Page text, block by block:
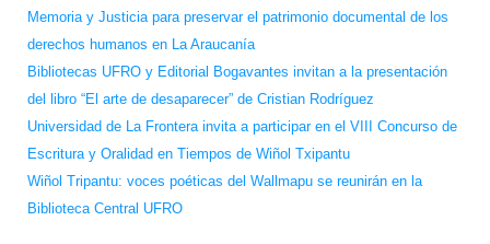
Memoria y Justicia para preservar el patrimonio documental de los
derechos humanos en La Araucanía
Bibliotecas UFRO y Editorial Bogavantes invitan a la presentación
del libro “El arte de desaparecer” de Cristian Rodríguez
Universidad de La Frontera invita a participar en el VIII Concurso de
Escritura y Oralidad en Tiempos de Wiñol Txipantu
Wiñol Tripantu: voces poéticas del Wallmapu se reunirán en la
Biblioteca Central UFRO